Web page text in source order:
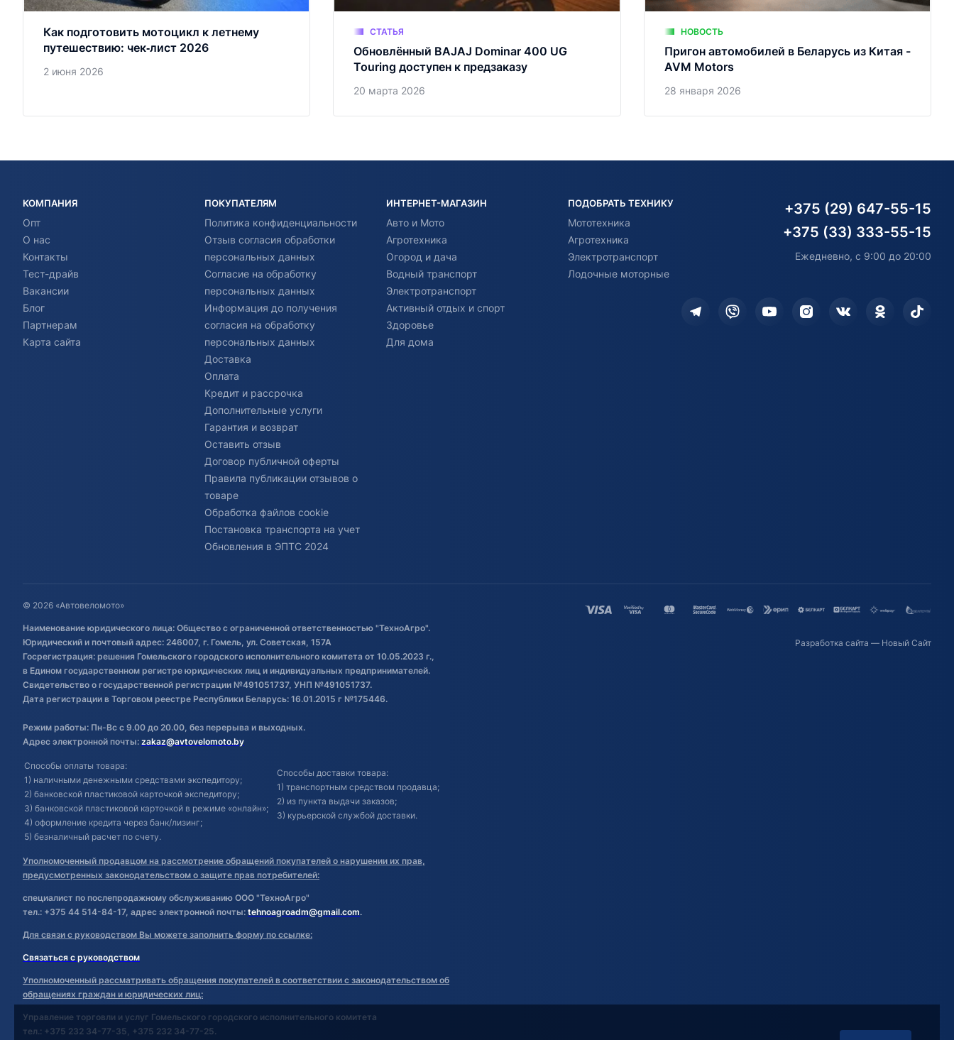
Как подготовить мотоцикл к летнему
путешествию: чек‑лист 2026
2 июня 2026
СТАТЬЯ
Обновлённый BAJAJ Dominar 400 UG
Touring доступен к предзаказу
20 марта 2026
НОВОСТЬ
Пригон автомобилей в Беларусь из Китая -
AVM Motors
28 января 2026
КОМПАНИЯ
Опт
О нас
Контакты
Тест-драйв
Вакансии
Блог
Партнерам
Карта сайта
ПОКУПАТЕЛЯМ
Политика конфиденциальности
Отзыв согласия обработки
персональных данных
Согласие на обработку
персональных данных
Информация до получения
согласия на обработку
персональных данных
Доставка
Оплата
Кредит и рассрочка
Дополнительные услуги
Гарантия и возврат
Оставить отзыв
Договор публичной оферты
Правила публикации отзывов о
товаре
Обработка файлов cookie
Постановка транспорта на учет
Обновления в ЭПТС 2024
ИНТЕРНЕТ-МАГАЗИН
Авто и Мото
Агротехника
Огород и дача
Водный транспорт
Электротранспорт
Активный отдых и спорт
Здоровье
Для дома
ПОДОБРАТЬ ТЕХНИКУ
Мототехника
Агротехника
Электротранспорт
Лодочные моторные
+375 (29) 647-55-15
+375 (33) 333-55-15
Ежедневно, с 9:00 до 20:00
© 2026 «Автовеломото»
Наименование юридического лица: Общество с ограниченной ответственностью "ТехноАгро".
Юридический и почтовый адрес: 246007, г. Гомель, ул. Советская, 157А
Госрегистрация: решения Гомельского городского исполнительного комитета от 10.05.2023 г.,
в Едином государственном регистре юридических лиц и индивидуальных предпринимателей.
Свидетельство о государственной регистрации №491051737, УНП №491051737.
Дата регистрации в Торговом реестре Республики Беларусь: 16.01.2015 г №175446.
Режим работы: Пн-Вс с 9.00 до 20.00, без перерыва и выходных.
Адрес электронной почты: zakaz@avtovelomoto.by
Способы оплаты товара:
1) наличными денежными средствами экспедитору;
2) банковской пластиковой карточкой экспедитору;
3) банковской пластиковой карточкой в режиме «онлайн»;
4) оформление кредита через банк/лизинг;
5) безналичный расчет по счету.
Способы доставки товара:
1) транспортным средством продавца;
2) из пункта выдачи заказов;
3) курьерской службой доставки.
Уполномоченный продавцом на рассмотрение обращений покупателей о нарушении их прав,
предусмотренных законодательством о защите прав потребителей:
специалист по послепродажному обслуживанию ООО "ТехноАгро"
тел.: +375 44 514-84-17, адрес электронной почты: tehnoagroadm@gmail.com.
Для связи с руководством Вы можете заполнить форму по ссылке:
Связаться с руководством
Уполномоченный рассматривать обращения покупателей в соответствии с законодательством об
обращениях граждан и юридических лиц:
Управление торговли и услуг Гомельского городского исполнительного комитета
тел.: +375 232 34-77-35, +375 232 34-77-25.
Разработка сайта — Новый Сайт